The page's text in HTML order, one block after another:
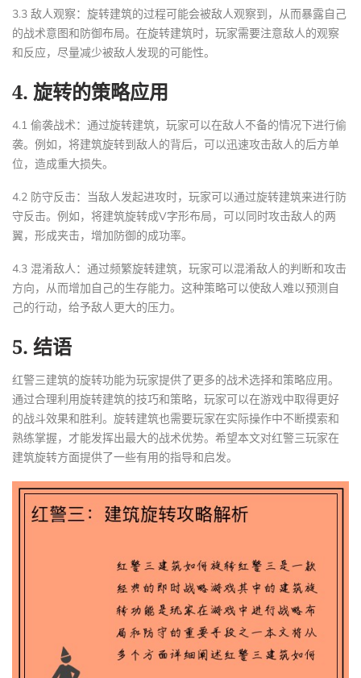
3.3 敌人观察：旋转建筑的过程可能会被敌人观察到，从而暴露自己
的战术意图和防御布局。在旋转建筑时，玩家需要注意敌人的观察
和反应，尽量减少被敌人发现的可能性。
4. 旋转的策略应用
4.1 偷袭战术：通过旋转建筑，玩家可以在敌人不备的情况下进行偷
袭。例如，将建筑旋转到敌人的背后，可以迅速攻击敌人的后方单
位，造成重大损失。
4.2 防守反击：当敌人发起进攻时，玩家可以通过旋转建筑来进行防
守反击。例如，将建筑旋转成V字形布局，可以同时攻击敌人的两
翼，形成夹击，增加防御的成功率。
4.3 混淆敌人：通过频繁旋转建筑，玩家可以混淆敌人的判断和攻击
方向，从而增加自己的生存能力。这种策略可以使敌人难以预测自
己的行动，给予敌人更大的压力。
5. 结语
红警三建筑的旋转功能为玩家提供了更多的战术选择和策略应用。
通过合理利用旋转建筑的技巧和策略，玩家可以在游戏中取得更好
的战斗效果和胜利。旋转建筑也需要玩家在实际操作中不断摸索和
熟练掌握，才能发挥出最大的战术优势。希望本文对红警三玩家在
建筑旋转方面提供了一些有用的指导和启发。